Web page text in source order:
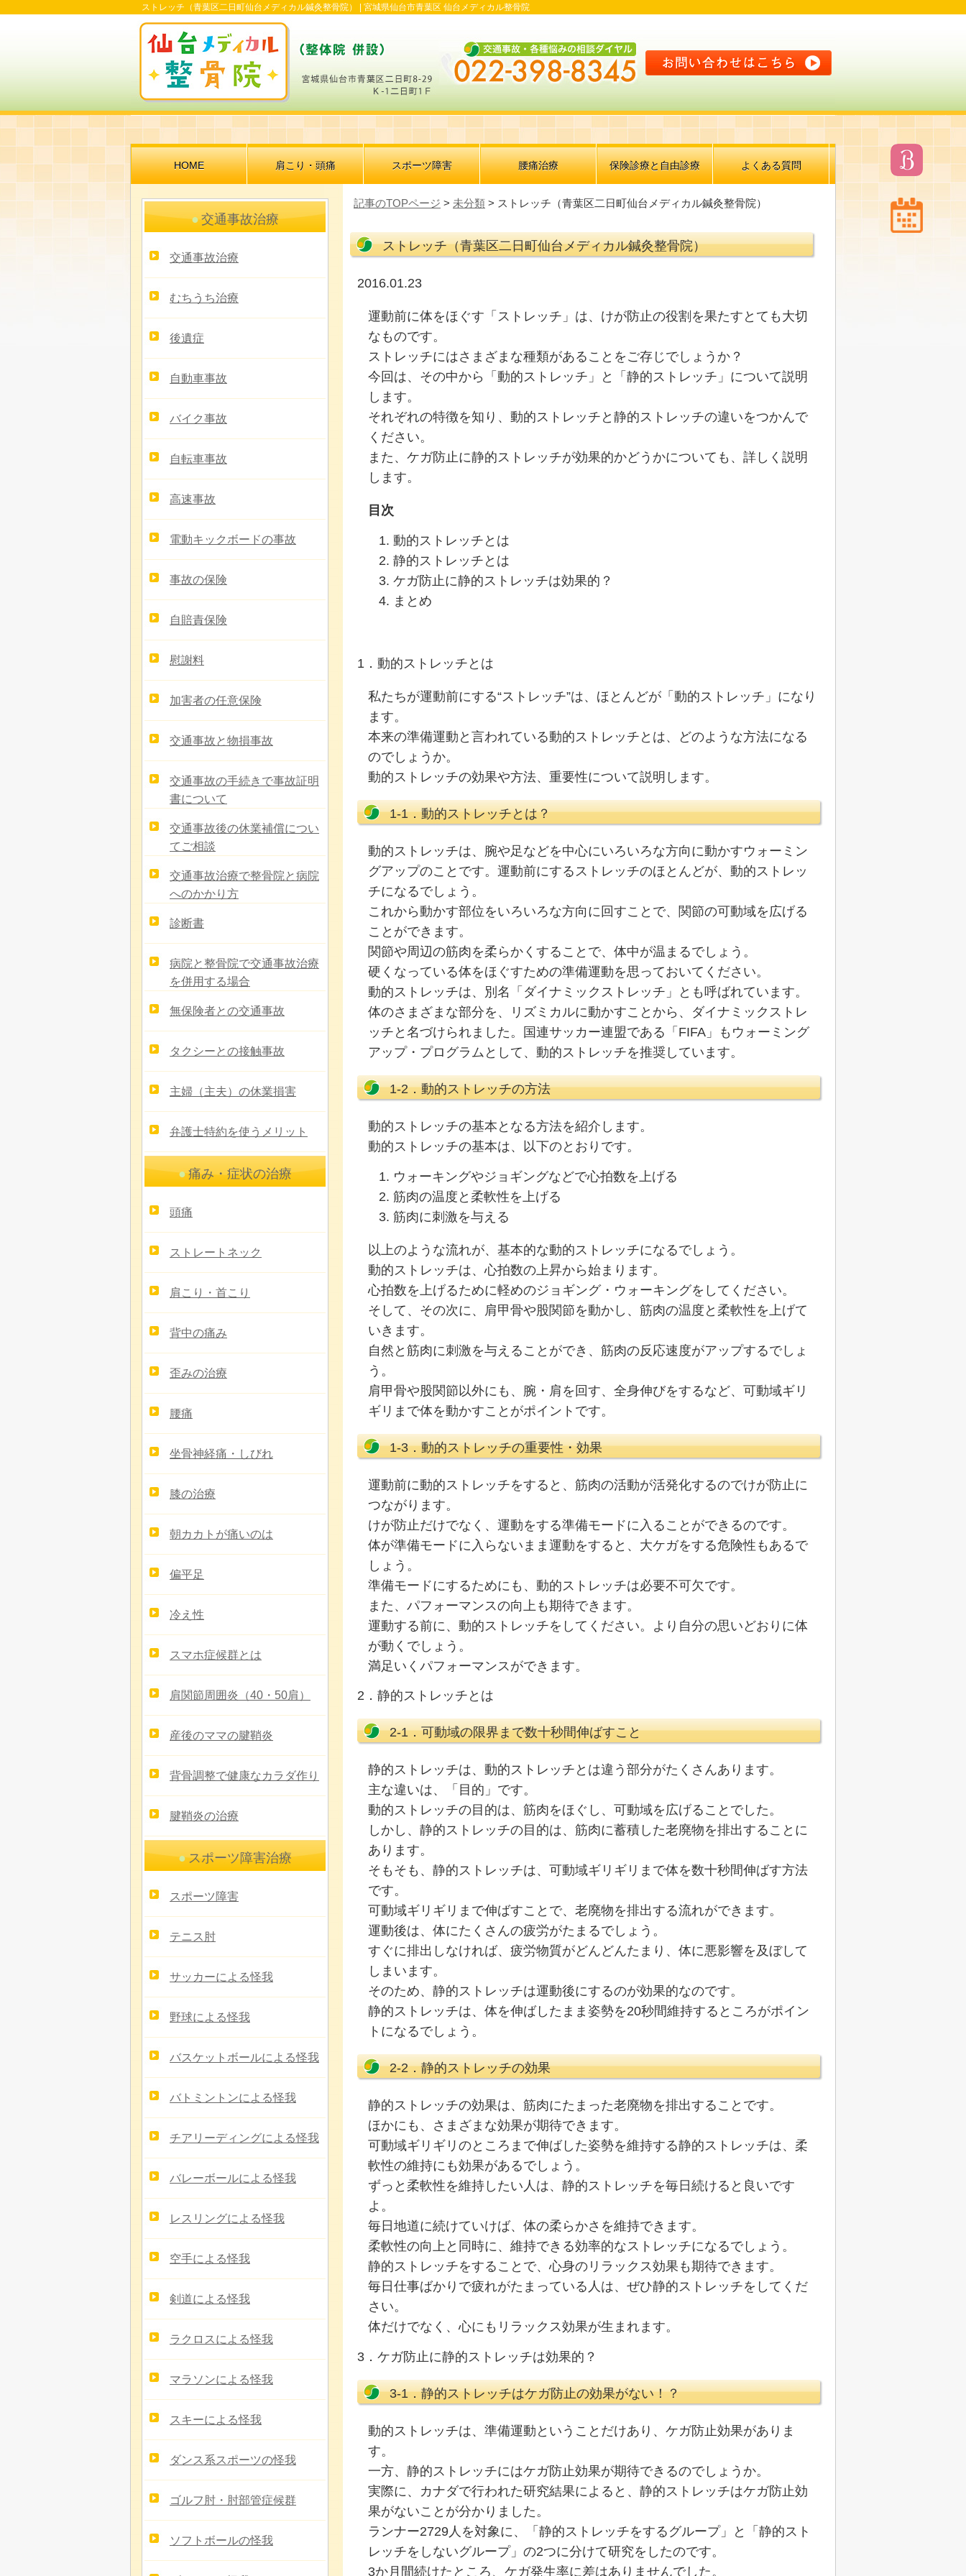
ストレッチ（青葉区二日町仙台メディカル鍼灸整骨院） | 宮城県仙台市青葉区 仙台メディカル整骨院
HOME 肩こり・頭痛 スポーツ障害 腰痛治療 保険診療と自由診療 よくある質問
記事のTOPページ > 未分類 > ストレッチ（青葉区二日町仙台メディカル鍼灸整骨院）
ストレッチ（青葉区二日町仙台メディカル鍼灸整骨院）
2016.01.23
運動前に体をほぐす「ストレッチ」は、けが防止の役割を果たすとても大切
なものです。
ストレッチにはさまざまな種類があることをご存じでしょうか？
今回は、その中から「動的ストレッチ」と「静的ストレッチ」について説明
します。
それぞれの特徴を知り、動的ストレッチと静的ストレッチの違いをつかんで
ください。
また、ケガ防止に静的ストレッチが効果的かどうかについても、詳しく説明
します。
目次
動的ストレッチとは
静的ストレッチとは
ケガ防止に静的ストレッチは効果的？
まとめ
1．動的ストレッチとは
私たちが運動前にする“ストレッチ”は、ほとんどが「動的ストレッチ」になり
ます。
本来の準備運動と言われている動的ストレッチとは、どのような方法になる
のでしょうか。
動的ストレッチの効果や方法、重要性について説明します。
1-1．動的ストレッチとは？
動的ストレッチは、腕や足などを中心にいろいろな方向に動かすウォーミン
グアップのことです。運動前にするストレッチのほとんどが、動的ストレッ
チになるでしょう。
これから動かす部位をいろいろな方向に回すことで、関節の可動域を広げる
ことができます。
関節や周辺の筋肉を柔らかくすることで、体中が温まるでしょう。
硬くなっている体をほぐすための準備運動を思っておいてください。
動的ストレッチは、別名「ダイナミックストレッチ」とも呼ばれています。
体のさまざまな部分を、リズミカルに動かすことから、ダイナミックストレ
ッチと名づけられました。国連サッカー連盟である「FIFA」もウォーミング
アップ・プログラムとして、動的ストレッチを推奨しています。
1-2．動的ストレッチの方法
動的ストレッチの基本となる方法を紹介します。
動的ストレッチの基本は、以下のとおりです。
ウォーキングやジョギングなどで心拍数を上げる
筋肉の温度と柔軟性を上げる
筋肉に刺激を与える
以上のような流れが、基本的な動的ストレッチになるでしょう。
動的ストレッチは、心拍数の上昇から始まります。
心拍数を上げるために軽めのジョギング・ウォーキングをしてください。
そして、その次に、肩甲骨や股関節を動かし、筋肉の温度と柔軟性を上げて
いきます。
自然と筋肉に刺激を与えることができ、筋肉の反応速度がアップするでしょ
う。
肩甲骨や股関節以外にも、腕・肩を回す、全身伸びをするなど、可動域ギリ
ギリまで体を動かすことがポイントです。
1-3．動的ストレッチの重要性・効果
運動前に動的ストレッチをすると、筋肉の活動が活発化するのでけが防止に
つながります。
けが防止だけでなく、運動をする準備モードに入ることができるのです。
体が準備モードに入らないまま運動をすると、大ケガをする危険性もあるで
しょう。
準備モードにするためにも、動的ストレッチは必要不可欠です。
また、パフォーマンスの向上も期待できます。
運動する前に、動的ストレッチをしてください。より自分の思いどおりに体
が動くでしょう。
満足いくパフォーマンスができます。
2．静的ストレッチとは
2-1．可動域の限界まで数十秒間伸ばすこと
静的ストレッチは、動的ストレッチとは違う部分がたくさんあります。
主な違いは、「目的」です。
動的ストレッチの目的は、筋肉をほぐし、可動域を広げることでした。
しかし、静的ストレッチの目的は、筋肉に蓄積した老廃物を排出することに
あります。
そもそも、静的ストレッチは、可動域ギリギリまで体を数十秒間伸ばす方法
です。
可動域ギリギリまで伸ばすことで、老廃物を排出する流れができます。
運動後は、体にたくさんの疲労がたまるでしょう。
すぐに排出しなければ、疲労物質がどんどんたまり、体に悪影響を及ぼして
しまいます。
そのため、静的ストレッチは運動後にするのが効果的なのです。
静的ストレッチは、体を伸ばしたまま姿勢を20秒間維持するところがポイン
トになるでしょう。
2-2．静的ストレッチの効果
静的ストレッチの効果は、筋肉にたまった老廃物を排出することです。
ほかにも、さまざまな効果が期待できます。
可動域ギリギリのところまで伸ばした姿勢を維持する静的ストレッチは、柔
軟性の維持にも効果があるでしょう。
ずっと柔軟性を維持したい人は、静的ストレッチを毎日続けると良いです
よ。
毎日地道に続けていけば、体の柔らかさを維持できます。
柔軟性の向上と同時に、維持できる効率的なストレッチになるでしょう。
静的ストレッチをすることで、心身のリラックス効果も期待できます。
毎日仕事ばかりで疲れがたまっている人は、ぜひ静的ストレッチをしてくだ
さい。
体だけでなく、心にもリラックス効果が生まれます。
3．ケガ防止に静的ストレッチは効果的？
3-1．静的ストレッチはケガ防止の効果がない！？
動的ストレッチは、準備運動ということだけあり、ケガ防止効果がありま
す。
一方、静的ストレッチにはケガ防止効果が期待できるのでしょうか。
実際に、カナダで行われた研究結果によると、静的ストレッチはケガ防止効
果がないことが分かりました。
ランナー2729人を対象に、「静的ストレッチをするグループ」と「静的スト
レッチをしないグループ」の2つに分けて研究をしたのです。
3か月間続けたところ、ケガ発生率に差はありませんでした。
交通事故治療
交通事故治療
むちうち治療
後遺症
自動車事故
バイク事故
自転車事故
高速事故
電動キックボードの事故
事故の保険
自賠責保険
慰謝料
加害者の任意保険
交通事故と物損事故
交通事故の手続きで事故証明
書について
交通事故後の休業補償につい
てご相談
交通事故治療で整骨院と病院
へのかかり方
診断書
病院と整骨院で交通事故治療
を併用する場合
無保険者との交通事故
タクシーとの接触事故
主婦（主夫）の休業損害
弁護士特約を使うメリット
痛み・症状の治療
頭痛
ストレートネック
肩こり・首こり
背中の痛み
歪みの治療
腰痛
坐骨神経痛・しびれ
膝の治療
朝カカトが痛いのは
偏平足
冷え性
スマホ症候群とは
肩関節周囲炎（40・50肩）
産後のママの腱鞘炎
背骨調整で健康なカラダ作り
腱鞘炎の治療
スポーツ障害治療
スポーツ障害
テニス肘
サッカーによる怪我
野球による怪我
バスケットボールによる怪我
バトミントンによる怪我
チアリーディングによる怪我
バレーボールによる怪我
レスリングによる怪我
空手による怪我
剣道による怪我
ラクロスによる怪我
マラソンによる怪我
スキーによる怪我
ダンス系スポーツの怪我
ゴルフ肘・肘部管症候群
ソフトボールの怪我